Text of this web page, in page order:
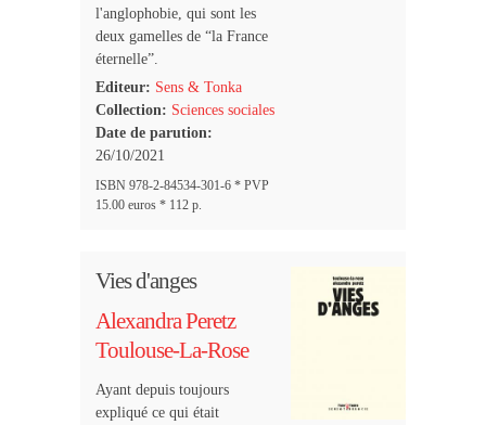
l'anglophobie, qui sont les
deux gamelles de “la France
éternelle”.
Editeur: Sens & Tonka
Collection: Sciences sociales
Date de parution:
26/10/2021
ISBN 978-2-84534-301-6 * PVP
15.00 euros * 112 p.
Vies d'anges
Alexandra Peretz
Toulouse-La-Rose
Ayant depuis toujours
expliqué ce qui était